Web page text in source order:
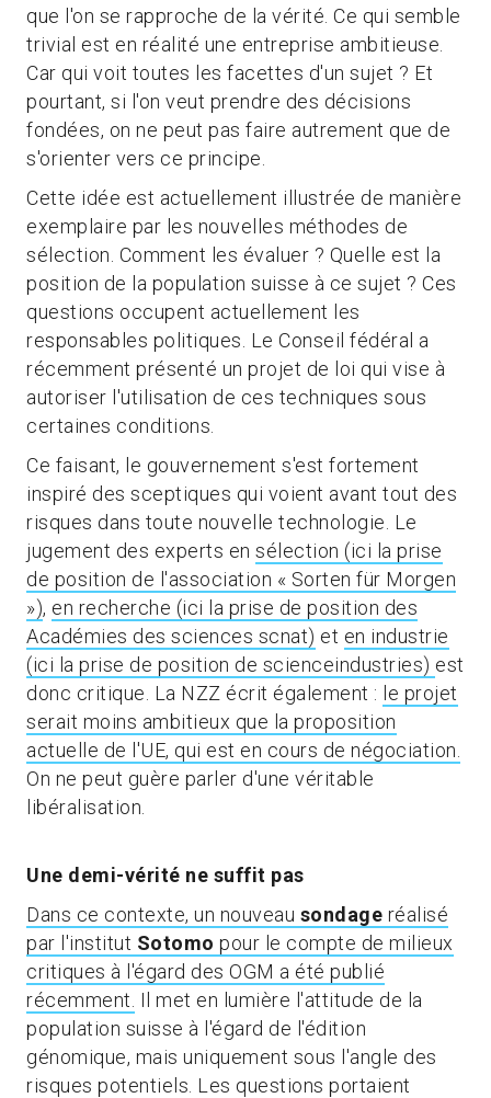
que l'on se rapproche de la vérité. Ce qui semble
trivial est en réalité une entreprise ambitieuse.
Car qui voit toutes les facettes d'un sujet ? Et
pourtant, si l'on veut prendre des décisions
fondées, on ne peut pas faire autrement que de
s'orienter vers ce principe.
Cette idée est actuellement illustrée de manière
exemplaire par les nouvelles méthodes de
sélection. Comment les évaluer ? Quelle est la
position de la population suisse à ce sujet ? Ces
questions occupent actuellement les
responsables politiques. Le Conseil fédéral a
récemment présenté un projet de loi qui vise à
autoriser l'utilisation de ces techniques sous
certaines conditions.
Ce faisant, le gouvernement s'est fortement
inspiré des sceptiques qui voient avant tout des
risques dans toute nouvelle technologie. Le
jugement des experts en sélection (ici la prise
de position de l'association « Sorten für Morgen
»), en recherche (ici la prise de position des
Académies des sciences scnat) et en industrie
(ici la prise de position de scienceindustries) est
donc critique. La NZZ écrit également : le projet
serait moins ambitieux que la proposition
actuelle de l'UE, qui est en cours de négociation.
On ne peut guère parler d'une véritable
libéralisation.
Une demi-vérité ne suffit pas
Dans ce contexte, un nouveau sondage réalisé
par l'institut Sotomo pour le compte de milieux
critiques à l'égard des OGM a été publié
récemment. Il met en lumière l'attitude de la
population suisse à l'égard de l'édition
génomique, mais uniquement sous l'angle des
risques potentiels. Les questions portaient